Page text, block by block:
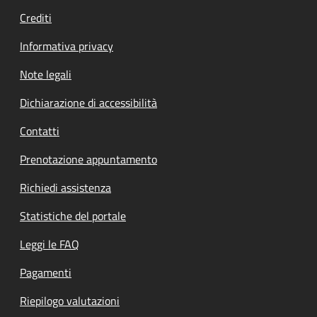
Crediti
Informativa privacy
Note legali
Dichiarazione di accessibilità
Contatti
Prenotazione appuntamento
Richiedi assistenza
Statistiche del portale
Leggi le FAQ
Pagamenti
Riepilogo valutazioni